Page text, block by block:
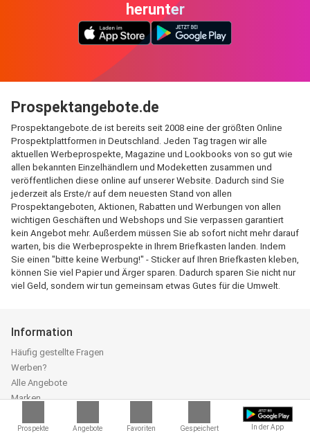
Prospekte Angebote Favoriten Gespeichert In der App
herunter
Prospektangebote.de
Prospektangebote.de ist bereits seit 2008 eine der größten Online
Prospektplattformen in Deutschland. Jeden Tag tragen wir alle
aktuellen Werbeprospekte, Magazine und Lookbooks von so gut wie
allen bekannten Einzelhändlern und Modeketten zusammen und
veröffentlichen diese online auf unserer Website. Dadurch sind Sie
jederzeit als Erste/r auf dem neuesten Stand von allen
Prospektangeboten, Aktionen, Rabatten und Werbungen von allen
wichtigen Geschäften und Webshops und Sie verpassen garantiert
kein Angebot mehr. Außerdem müssen Sie ab sofort nicht mehr darauf
warten, bis die Werbeprospekte in Ihrem Briefkasten landen. Indem
Sie einen "bitte keine Werbung!" - Sticker auf Ihren Briefkasten kleben,
können Sie viel Papier und Ärger sparen. Dadurch sparen Sie nicht nur
viel Geld, sondern wir tun gemeinsam etwas Gutes für die Umwelt.
Information
Häufig gestellte Fragen
Werben?
Alle Angebote
Marken
Über uns